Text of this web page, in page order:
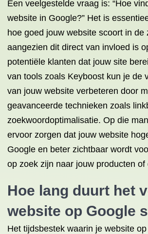
Een veelgestelde vraag is: “Hoe
website in Google?” Het is
hoe goed jouw website scoort in de
aangezien dit direct van invloed is
potentiële klanten dat jouw site
van tools zoals Keyboost kun je de
van jouw website verbeteren door
geavanceerde technieken zoals
zoekwoordoptimalisatie. Op die
ervoor zorgen dat jouw website
Google en beter zichtbaar wordt
op zoek zijn naar jouw producten of
Hoe lang duurt het
website op Google
Het tijdsbestek waarin je website